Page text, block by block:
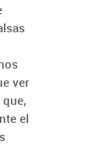
ver
el